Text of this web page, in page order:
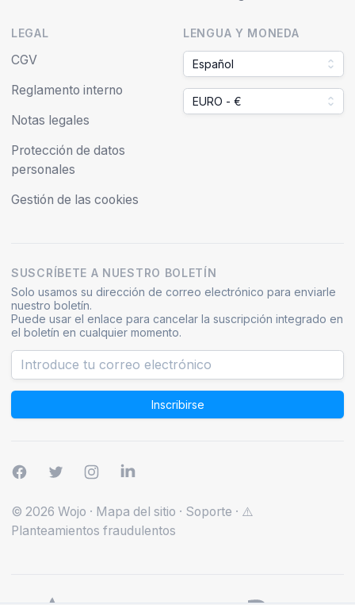
LEGAL
CGV
Reglamento interno
Notas legales
Protección de datos
personales
Gestión de las cookies
LENGUA Y MONEDA
Español
EURO - €
SUSCRÍBETE A NUESTRO BOLETÍN
Solo usamos su dirección de correo electrónico para enviarle
nuestro boletín.
Puede usar el enlace para cancelar la suscripción integrado en
el boletín en cualquier momento.
Inscribirse
© 2026 Wojo · Mapa del sitio · Soporte · ⚠️
Planteamientos fraudulentos